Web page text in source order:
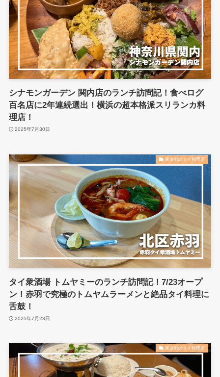
シナモンガーデン 関内店のランチ訪問記！食べログ
百名店に2年連続選出！横浜の超本格派スリランカ料
理店！
2025年7月30日
東京都のタイ料理店
タイ衆酒場 トムヤミーのランチ訪問記！7/23オープ
ン！赤羽で究極のトムヤムラーメンと絶品タイ料理に
舌鼓！
2025年7月23日
東京都のタイ料理店